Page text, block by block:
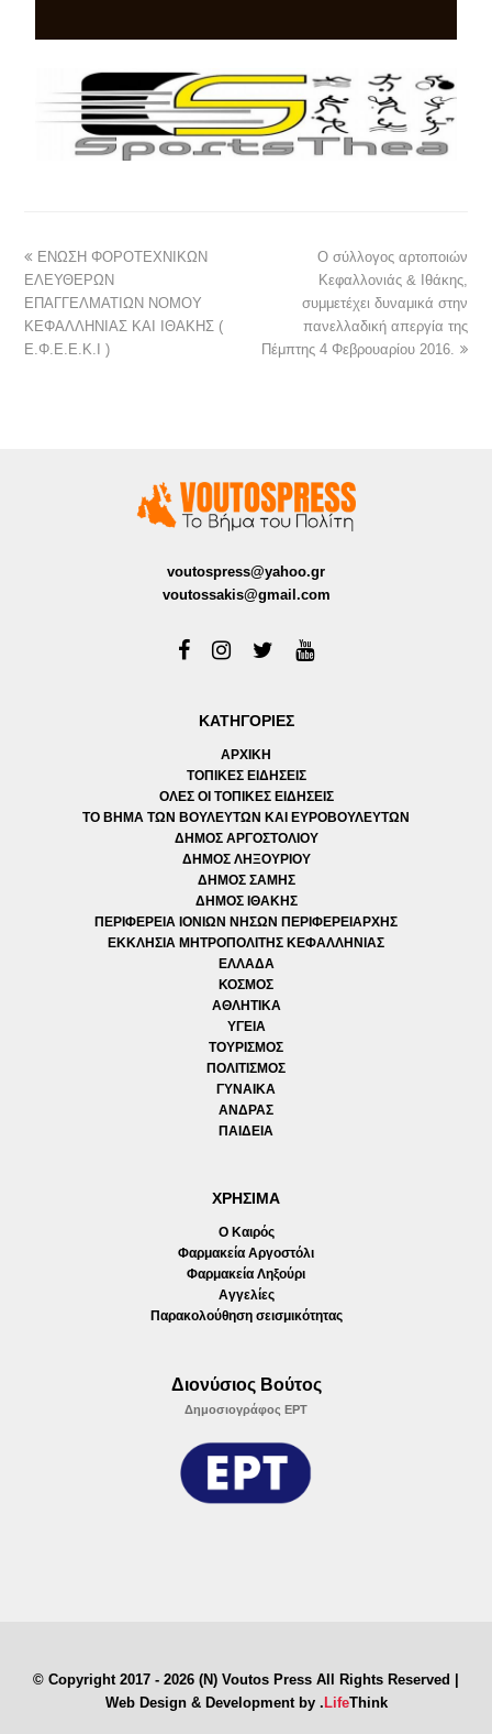
ΕΝΩΣΗ ΦΟΡΟΤΕΧΝΙΚΩΝ
ΕΛΕΥΘΕΡΩΝ
ΕΠΑΓΓΕΛΜΑΤΙΩΝ ΝΟΜΟΥ
ΚΕΦΑΛΛΗΝΙΑΣ ΚΑΙ ΙΘΑΚΗΣ (
Ε.Φ.Ε.Ε.Κ.Ι )
Ο σύλλογος αρτοποιών
Κεφαλλονιάς & Ιθάκης,
συμμετέχει δυναμικά στην
πανελλαδική απεργία της
Πέμπτης 4 Φεβρουαρίου 2016.
voutospress@yahoo.gr
voutossakis@gmail.com
ΚΑΤΗΓΟΡΙΕΣ
ΑΡΧΙΚΗ
ΤΟΠΙΚΕΣ ΕΙΔΗΣΕΙΣ
ΟΛΕΣ ΟΙ ΤΟΠΙΚΕΣ ΕΙΔΗΣΕΙΣ
ΤΟ ΒΗΜΑ ΤΩΝ ΒΟΥΛΕΥΤΩΝ ΚΑΙ ΕΥΡΟΒΟΥΛΕΥΤΩΝ
ΔΗΜΟΣ ΑΡΓΟΣΤΟΛΙΟΥ
ΔΗΜΟΣ ΛΗΞΟΥΡΙΟΥ
ΔΗΜΟΣ ΣΑΜΗΣ
ΔΗΜΟΣ ΙΘΑΚΗΣ
ΠΕΡΙΦΕΡΕΙΑ ΙΟΝΙΩΝ ΝΗΣΩΝ ΠΕΡΙΦΕΡΕΙΑΡΧΗΣ
ΕΚΚΛΗΣΙΑ ΜΗΤΡΟΠΟΛΙΤΗΣ ΚΕΦΑΛΛΗΝΙΑΣ
ΕΛΛΑΔΑ
ΚΟΣΜΟΣ
ΑΘΛΗΤΙΚΑ
ΥΓΕΙΑ
ΤΟΥΡΙΣΜΟΣ
ΠΟΛΙΤΙΣΜΟΣ
ΓΥΝΑΙΚΑ
ΑΝΔΡΑΣ
ΠΑΙΔΕΙΑ
ΧΡΗΣΙΜΑ
Ο Καιρός
Φαρμακεία Αργοστόλι
Φαρμακεία Ληξούρι
Αγγελίες
Παρακολούθηση σεισμικότητας
Διονύσιος Βούτος
Δημοσιογράφος ΕΡΤ
© Copyright 2017 - 2026 (N) Voutos Press All Rights Reserved |
Web Design & Development by . LifeThink